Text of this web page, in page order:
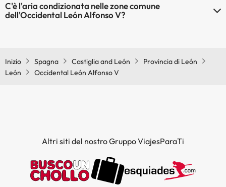
comuni
C'è l'aria condizionata nelle zone comune
dell'Occidental León Alfonso V?
Inizio
Spagna Castiglia and León
Provincia di León
León
Occidental León Alfonso V
Altri siti del nostro Gruppo ViajesParaTi